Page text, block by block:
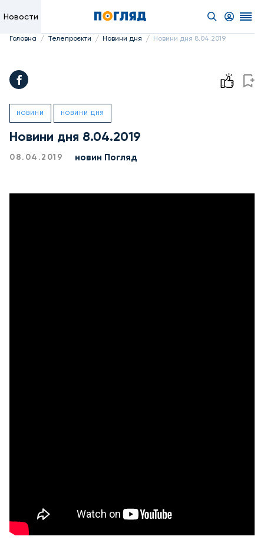
Новости
Головна / Телепроєкти / Новини дня / Новини дня 8.04.2019
НОВИНИ НОВИНИ ДНЯ
Новини дня 8.04.2019
08.04.2019 новин Погляд